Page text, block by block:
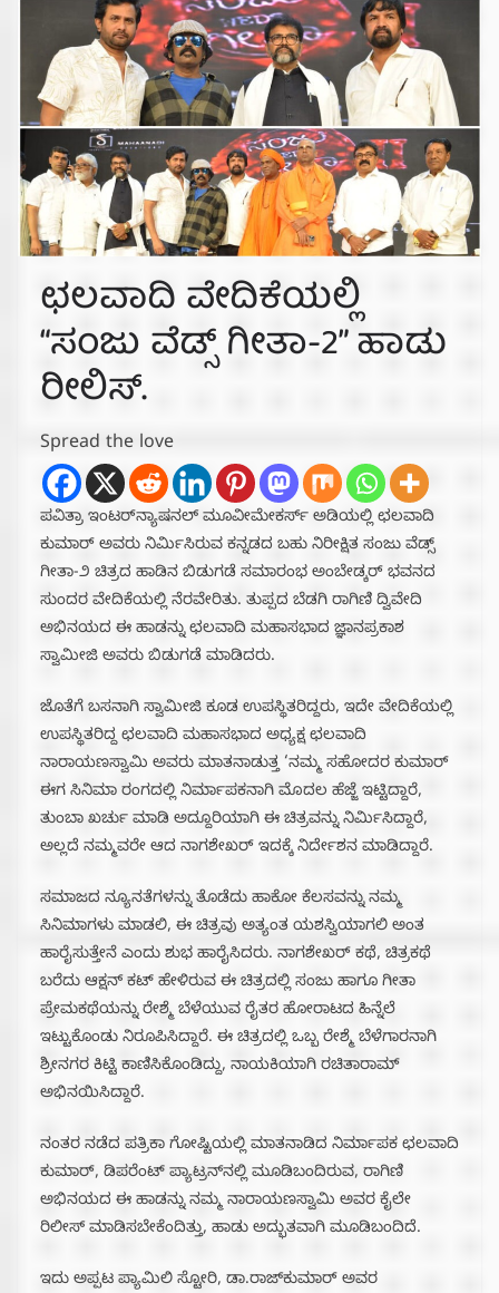
ಛಲವಾದಿ ವೇದಿಕೆಯಲ್ಲಿ
“ಸಂಜು ವೆಡ್ಸ್ ಗೀತಾ-2” ಹಾಡು
ರೀಲಿಸ್.
Spread the love
ಪವಿತ್ರಾ ಇಂಟರ್‌ನ್ಯಾಷನಲ್ ಮೂವೀಮೇಕರ್ಸ್ ಅಡಿಯಲ್ಲಿ ಛಲವಾದಿ
ಕುಮಾರ್ ಅವರು ನಿರ್ಮಿಸಿರುವ ಕನ್ನಡದ ಬಹು ನಿರೀಕ್ಷಿತ ಸಂಜು ವೆಡ್ಸ್
ಗೀತಾ-೨ ಚಿತ್ರದ ಹಾಡಿನ ಬಿಡುಗಡೆ ಸಮಾರಂಭ ಅಂಬೇಡ್ಕರ್ ಭವನದ
ಸುಂದರ ವೇದಿಕೆಯಲ್ಲಿ ನೆರವೇರಿತು. ತುಪ್ಪದ ಬೆಡಗಿ ರಾಗಿಣಿ ದ್ವಿವೇದಿ
ಅಭಿನಯದ ಈ ಹಾಡನ್ನು ಛಲವಾದಿ ಮಹಾಸಭಾದ ಜ್ಞಾನಪ್ರಕಾಶ
ಸ್ವಾಮೀಜಿ ಅವರು ಬಿಡುಗಡೆ ಮಾಡಿದರು.
ಜೊತೆಗೆ ಬಸನಾಗಿ ಸ್ವಾಮೀಜಿ ಕೂಡ ಉಪಸ್ಥಿತರಿದ್ದರು, ಇದೇ ವೇದಿಕೆಯಲ್ಲಿ
ಉಪಸ್ಥಿತರಿದ್ದ ಛಲವಾದಿ ಮಹಾಸಭಾದ ಅಧ್ಯಕ್ಷ ಛಲವಾದಿ
ನಾರಾಯಣಸ್ವಾಮಿ ಅವರು ಮಾತನಾಡುತ್ತ ‘ನಮ್ಮ ಸಹೋದರ ಕುಮಾರ್
ಈಗ ಸಿನಿಮಾ ರಂಗದಲ್ಲಿ ನಿರ್ಮಾಪಕನಾಗಿ ಮೊದಲ ಹೆಜ್ಜೆ ಇಟ್ಟಿದ್ದಾರೆ,
ತುಂಬಾ ಖರ್ಚು ಮಾಡಿ ಅದ್ದೂರಿಯಾಗಿ ಈ ಚಿತ್ರವನ್ನು ನಿರ್ಮಿಸಿದ್ದಾರೆ,
ಅಲ್ಲದೆ ನಮ್ಮವರೇ ಆದ ನಾಗಶೇಖರ್ ಇದಕ್ಕೆ ನಿರ್ದೇಶನ ಮಾಡಿದ್ದಾರೆ.
ಸಮಾಜದ ನ್ಯೂನತೆಗಳನ್ನು ತೊಡೆದು ಹಾಕೋ ಕೆಲಸವನ್ನು ನಮ್ಮ
ಸಿನಿಮಾಗಳು ಮಾಡಲಿ, ಈ ಚಿತ್ರವು ಅತ್ಯಂತ ಯಶಸ್ವಿಯಾಗಲಿ ಅಂತ
ಹಾರೈಸುತ್ತೇನೆ ಎಂದು ಶುಭ ಹಾರೈಸಿದರು. ನಾಗಶೇಖರ್ ಕಥೆ, ಚಿತ್ರಕಥೆ
ಬರೆದು ಆಕ್ಷನ್ ಕಟ್ ಹೇಳಿರುವ ಈ ಚಿತ್ರದಲ್ಲಿ ಸಂಜು ಹಾಗೂ ಗೀತಾ
ಪ್ರೇಮಕಥೆಯನ್ನು ರೇಶ್ಮೆ ಬೆಳೆಯುವ ರೈತರ ಹೋರಾಟದ ಹಿನ್ನೆಲೆ
ಇಟ್ಟುಕೊಂಡು ನಿರೂಪಿಸಿದ್ದಾರೆ. ಈ ಚಿತ್ರದಲ್ಲಿ ಒಬ್ಬ ರೇಶ್ಮೆ ಬೆಳೆಗಾರನಾಗಿ
ಶ್ರೀನಗರ ಕಿಟ್ಟಿ ಕಾಣಿಸಿಕೊಂಡಿದ್ದು, ನಾಯಕಿಯಾಗಿ ರಚಿತಾರಾಮ್
ಅಭಿನಯಿಸಿದ್ದಾರೆ.
ನಂತರ ನಡೆದ ಪತ್ರಿಕಾ ಗೋಷ್ಟಿಯಲ್ಲಿ ಮಾತನಾಡಿದ ನಿರ್ಮಾಪಕ ಛಲವಾದಿ
ಕುಮಾರ್, ಡಿಪರೆಂಟ್ ಪ್ಯಾಟ್ರನ್‌ನಲ್ಲಿ ಮೂಡಿಬಂದಿರುವ, ರಾಗಿಣಿ
ಅಭಿನಯದ ಈ ಹಾಡನ್ನು ನಮ್ಮ ನಾರಾಯಣಸ್ವಾಮಿ ಅವರ ಕೈಲೇ
ರಿಲೀಸ್ ಮಾಡಿಸಬೇಕೆಂದಿತ್ತು, ಹಾಡು ಅದ್ಭುತವಾಗಿ ಮೂಡಿಬಂದಿದೆ.
ಇದು ಅಪ್ಪಟ ಪ್ಯಾಮಿಲಿ ಸ್ಟೋರಿ, ಡಾ.ರಾಜ್‌ಕುಮಾರ್ ಅವರ